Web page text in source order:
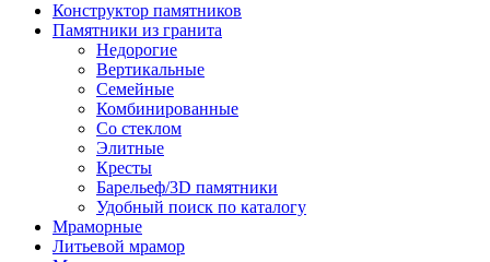
Конструктор памятников
Памятники из гранита
Недорогие
Вертикальные
Семейные
Комбинированные
Со стеклом
Элитные
Кресты
Барельеф/3D памятники
Удобный поиск по каталогу
Мраморные
Литьевой мрамор